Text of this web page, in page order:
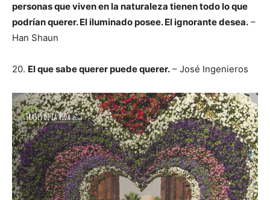
personas que viven en la naturaleza tienen todo lo que
podrían querer. El iluminado posee. El ignorante desea. –
Han Shaun
20. El que sabe querer puede querer. – José Ingenieros